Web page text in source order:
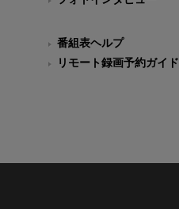
番組表ヘルプ
リモート録画予約ガイド